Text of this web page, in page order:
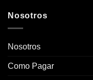
Nosotros
Nosotros
Como Pagar